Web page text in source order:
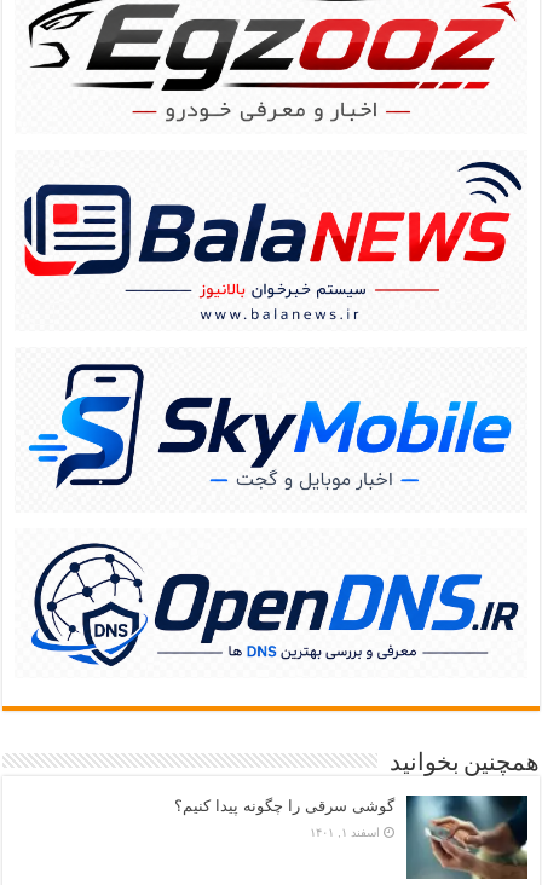
همچنین بخوانید
گوشی سرقی را چگونه پیدا کنیم؟
اسفند ۱, ۱۴۰۱